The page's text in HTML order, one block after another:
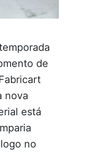
de
nova
está
no